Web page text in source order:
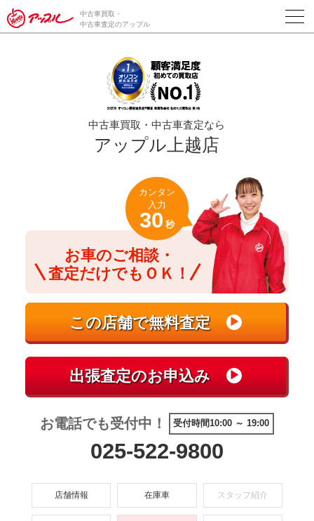
/*ABテスト_新規査定フォームの為のCVボタン*/
中古車買取・
中古車査定のアップル
中古車買取・中古車査定なら
アップル上越店
お車のご相談・
査定だけでもＯＫ！
カンタン
入力
30 秒
お電話でも受付中！ 受付時間10:00 ～ 19:00
025-522-9800
店舗情報 在庫車 スタッフ紹介